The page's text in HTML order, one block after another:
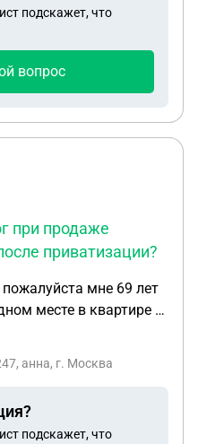
подскажет, что
вопрос
при продаже
приватизации?
мне 69 лет
месте в квартире и
оформила
жилье
анна, г. Москва
подскажет, что